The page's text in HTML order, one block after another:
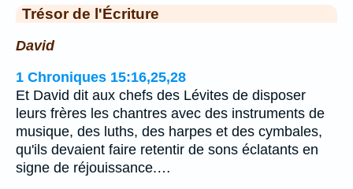
Trésor de l'Écriture
David
1 Chroniques 15:16,25,28
Et David dit aux chefs des Lévites de disposer
leurs frères les chantres avec des instruments de
musique, des luths, des harpes et des cymbales,
qu'ils devaient faire retentir de sons éclatants en
signe de réjouissance.…